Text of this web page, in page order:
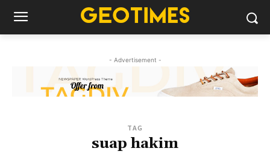
- Advertisement -
TAG
suap hakim